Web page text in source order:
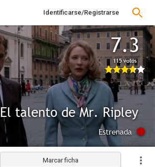
Identificarse/Registrarse
7.3
115 votos
El talento de Mr. Ripley
Estrenada
Marcar ficha